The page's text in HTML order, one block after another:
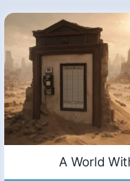
A World